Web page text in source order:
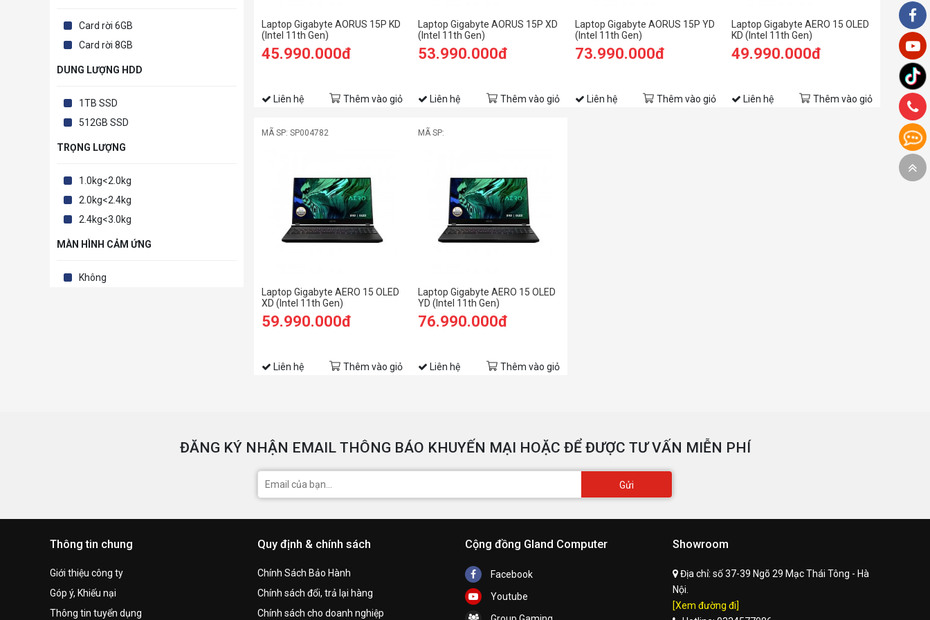
Card rời 6GB
Card rời 8GB
DUNG LƯỢNG HDD
1TB SSD
512GB SSD
TRỌNG LƯỢNG
1.0kg<2.0kg
2.0kg<2.4kg
2.4kg<3.0kg
MÀN HÌNH CẢM ỨNG
Không
Laptop Gigabyte AORUS 15P KD
(Intel 11th Gen)
45.990.000đ
Liên hệ Thêm vào giỏ
Laptop Gigabyte AORUS 15P XD
(Intel 11th Gen)
53.990.000đ
Liên hệ Thêm vào giỏ
Laptop Gigabyte AORUS 15P YD
(Intel 11th Gen)
73.990.000đ
Liên hệ Thêm vào giỏ
Laptop Gigabyte AERO 15 OLED
KD (Intel 11th Gen)
49.990.000đ
Liên hệ Thêm vào giỏ
MÃ SP: SP004782
Laptop Gigabyte AERO 15 OLED
XD (Intel 11th Gen)
59.990.000đ
Liên hệ Thêm vào giỏ
MÃ SP:
Laptop Gigabyte AERO 15 OLED
YD (Intel 11th Gen)
76.990.000đ
Liên hệ Thêm vào giỏ
ĐĂNG KÝ NHẬN EMAIL THÔNG BÁO KHUYẾN MẠI HOẶC ĐỂ ĐƯỢC TƯ VẤN MIỄN PHÍ
Gửi
Thông tin chung
Giới thiệu công ty
Góp ý, Khiếu nại
Thông tin tuyển dụng
Quy định & chính sách
Chính Sách Bảo Hành
Chính sách đổi, trả lại hàng
Chính sách cho doanh nghiệp
Cộng đồng Gland Computer
Facebook
Youtube
Showroom
Địa chỉ: số 37-39 Ngõ 29 Mạc Thái Tông - Hà
Nội.
[Xem đường đi]